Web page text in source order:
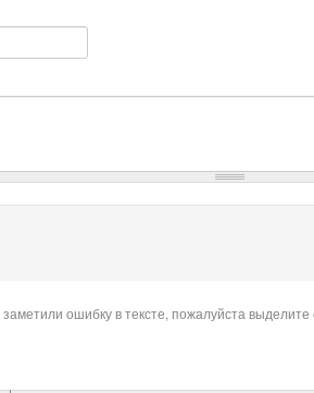
ошибку в тексте, пожалуйста